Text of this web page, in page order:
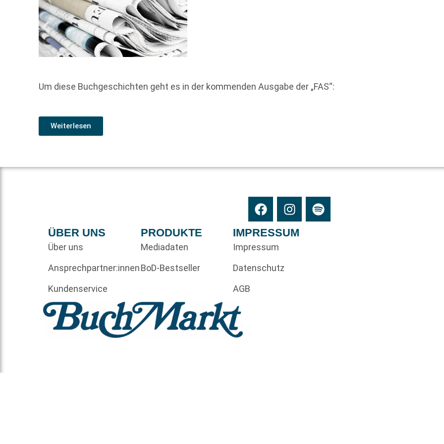
Um diese Buchgeschichten geht es in der kommenden Ausgabe der „FAS“:
Weiterlesen
ÜBER UNS
Über uns
Ansprechpartner:innen
Kundenservice
PRODUKTE
Mediadaten
BoD-Bestseller
IMPRESSUM
Impressum
Datenschutz
AGB